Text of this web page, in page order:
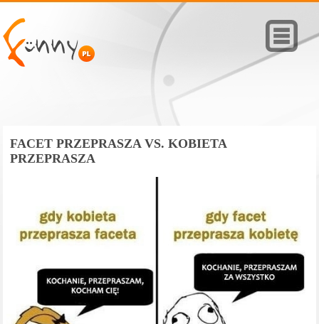
FACET PRZEPRASZA VS. KOBIETA
PRZEPRASZA